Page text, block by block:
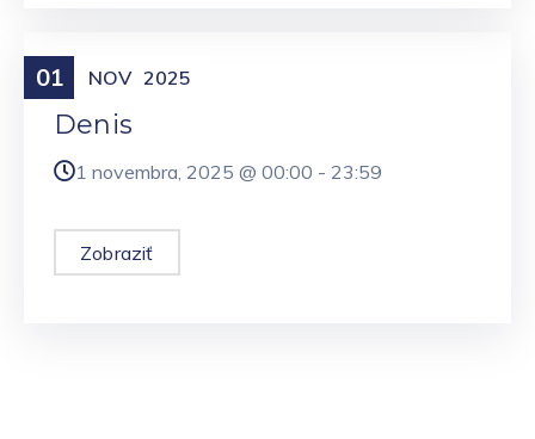
01 NOV 2025
Meniny
Denis
1 novembra, 2025 @ 00:00 - 23:59
Zobraziť